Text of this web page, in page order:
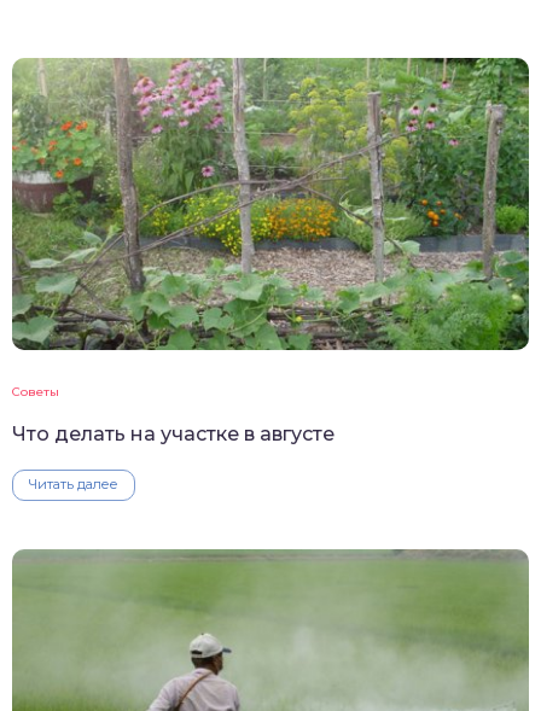
Советы
Что делать на участке в августе
Читать далее